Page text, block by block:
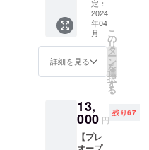
使用期
間は
オープ
ンから
半年間
で1度き
（例：
2024年
5月5日
オープ
ガタ描
いて」
と言わ
れて出
来た作
品 ・感
謝の
・あり
がとう
画像 ・
感謝の
定：
2024
年04
月
詳細を見る
こ
の
リ
タ
ー
ン
を
選
択
す
る
13,
000 円
残り67
【プレ